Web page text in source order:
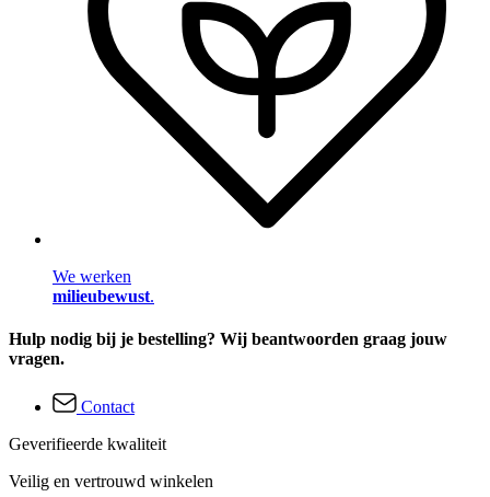
We werken
milieubewust.
Hulp nodig bij je bestelling? Wij beantwoorden graag jouw
vragen.
Contact
Geverifieerde kwaliteit
Veilig en vertrouwd winkelen